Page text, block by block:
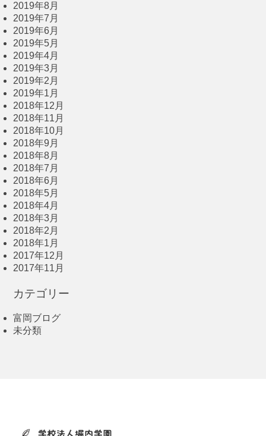
2019年8月
2019年7月
2019年6月
2019年5月
2019年4月
2019年3月
2019年2月
2019年1月
2018年12月
2018年11月
2018年10月
2018年9月
2018年8月
2018年7月
2018年6月
2018年5月
2018年4月
2018年3月
2018年2月
2018年1月
2017年12月
2017年11月
カテゴリー
富岡ブログ
未分類